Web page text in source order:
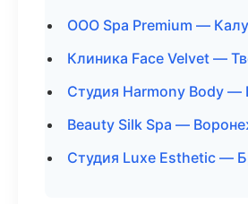
ООО Spa Premium —
Клиника Face Velvet —
Студия Harmony Body —
Beauty Silk Spa —
Студия Luxe Esthetic —